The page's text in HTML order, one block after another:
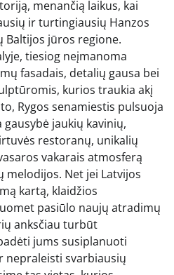
menančią laikus, kai
ir turtingiausių Hanzos
Baltijos jūros regione.
tiesiog neįmanoma
fasadais, detalių gausa bei
kurios traukia akį
Rygos senamiestis pulsuoja
gausybė jaukių kavinių,
restoranų, unikalių
vakarais atmosferą
melodijos. Net jei Latvijos
kartą, klaidžios
pasiūlo naujų atradimų
anksčiau turbūt
jums susiplanuoti
nepraleisti svarbiausių